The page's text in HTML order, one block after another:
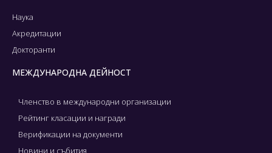
Наука
Акредитации
Докторанти
МЕЖДУНАРОДНА ДЕЙНОСТ
Членство в международни организации
Рейтинг класации и награди
Верификации на документи
Новини и събития